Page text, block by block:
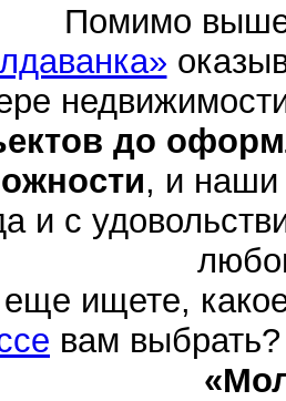
Помимо
до
, и наши
и с
ищете,
вам